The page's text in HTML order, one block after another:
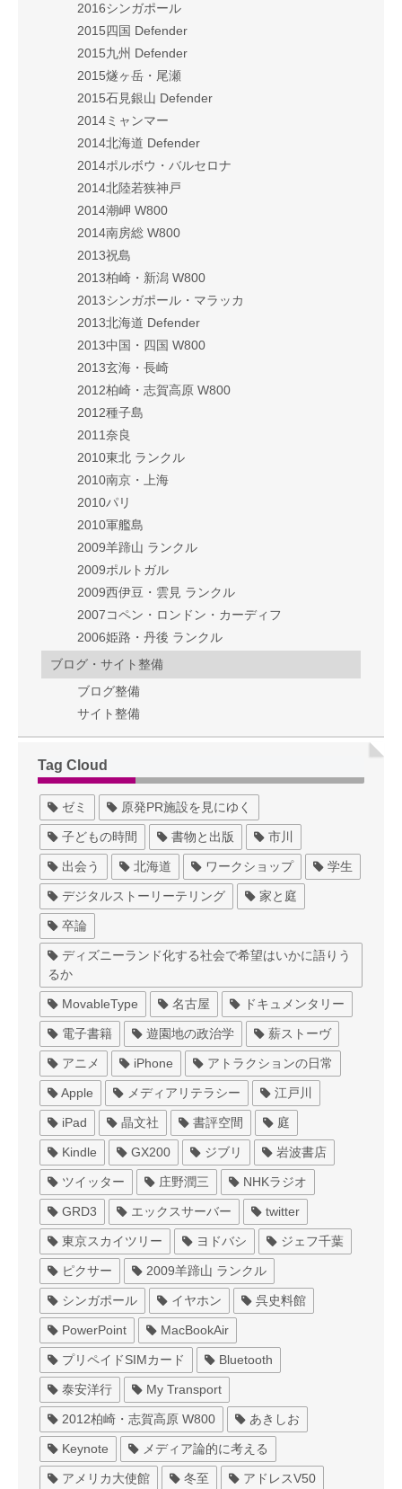
2016シンガポール
2015四国 Defender
2015九州 Defender
2015燧ヶ岳・尾瀬
2015石見銀山 Defender
2014ミャンマー
2014北海道 Defender
2014ポルボウ・バルセロナ
2014北陸若狭神戸
2014潮岬 W800
2014南房総 W800
2013祝島
2013柏崎・新潟 W800
2013シンガポール・マラッカ
2013北海道 Defender
2013中国・四国 W800
2013玄海・長崎
2012柏崎・志賀高原 W800
2012種子島
2011奈良
2010東北 ランクル
2010南京・上海
2010パリ
2010軍艦島
2009羊蹄山 ランクル
2009ポルトガル
2009西伊豆・雲見 ランクル
2007コペン・ロンドン・カーディフ
2006姫路・丹後 ランクル
ブログ・サイト整備
ブログ整備
サイト整備
Tag Cloud
ゼミ 原発PR施設を見にゆく
子どもの時間 書物と出版 市川
出会う 北海道 ワークショップ 学生
デジタルストーリーテリング 家と庭
卒論
ディズニーランド化する社会で希望はいかに語りう
るか
MovableType 名古屋 ドキュメンタリー
電子書籍 遊園地の政治学 薪ストーヴ
アニメ iPhone アトラクションの日常
Apple メディアリテラシー 江戸川
iPad 晶文社 書評空間 庭
Kindle GX200 ジブリ 岩波書店
ツイッター 庄野潤三 NHKラジオ
GRD3 エックスサーバー twitter
東京スカイツリー ヨドバシ ジェフ千葉
ピクサー 2009羊蹄山 ランクル
シンガポール イヤホン 呉史料館
PowerPoint MacBookAir
プリペイドSIMカード Bluetooth
泰安洋行 My Transport
2012柏崎・志賀高原 W800 あきしお
Keynote メディア論的に考える
アメリカ大使館 冬至 アドレスV50